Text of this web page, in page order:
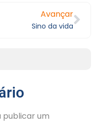
Avançar
Sino da vida
publicar um